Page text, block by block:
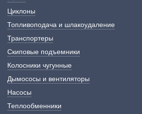
Циклоны
Топливоподача и шлакоудаление
Транспортеры
Скиповые подъемники
Колосники чугунные
Дымососы и вентиляторы
Насосы
Теплообменники